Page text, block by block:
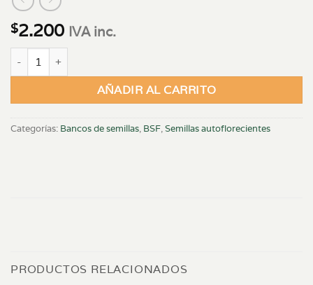
$2.200 IVA inc.
ORILLA GLUE AUTO - X7 cantidad
AÑADIR AL CARRITO
Categorías: Bancos de semillas, BSF,Semillas autoflorecientes
PRODUCTOS RELACIONADOS